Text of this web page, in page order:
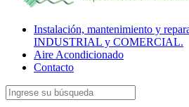
Instalación, mantenimiento y
INDUSTRIAL y COMERCIAL.
Aire Acondicionado
Contacto